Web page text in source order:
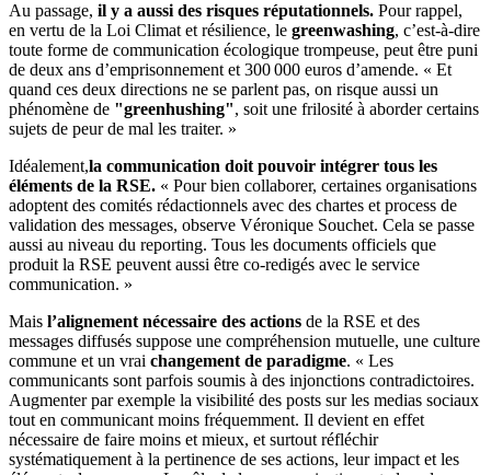
Au passage, il y a aussi des risques réputationnels. Pour rappel,
en vertu de la Loi Climat et résilience, le greenwashing, c’est-à-dire
toute forme de communication écologique trompeuse, peut être puni
de deux ans d’emprisonnement et 300 000 euros d’amende. « Et
quand ces deux directions ne se parlent pas, on risque aussi un
phénomène de "greenhushing", soit une frilosité à aborder certains
sujets de peur de mal les traiter. »
Idéalement,la communication doit pouvoir intégrer tous les
éléments de la RSE. « Pour bien collaborer, certaines organisations
adoptent des comités rédactionnels avec des chartes et process de
validation des messages, observe Véronique Souchet. Cela se passe
aussi au niveau du reporting. Tous les documents officiels que
produit la RSE peuvent aussi être co-redigés avec le service
communication. »
Mais l’alignement nécessaire des actions de la RSE et des
messages diffusés suppose une compréhension mutuelle, une culture
commune et un vrai changement de paradigme. « Les
communicants sont parfois soumis à des injonctions contradictoires.
Augmenter par exemple la visibilité des posts sur les medias sociaux
tout en communicant moins fréquemment. Il devient en effet
nécessaire de faire moins et mieux, et surtout réfléchir
systématiquement à la pertinence de ses actions, leur impact et les